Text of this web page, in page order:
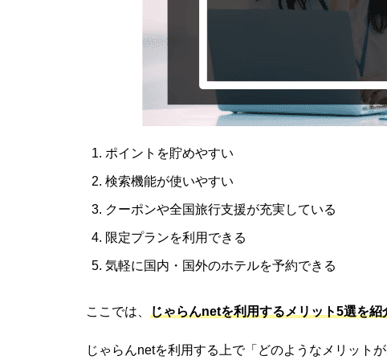
ポイントを貯めやすい
検索機能が使いやすい
クーポンや全国旅行支援が充実している
限定プランを利用できる
気軽に国内・国外のホテルを予約できる
ここでは、 じゃらんnetを利用するメリット5選を紹
じゃらんnetを利用する上で「どのようなメリット